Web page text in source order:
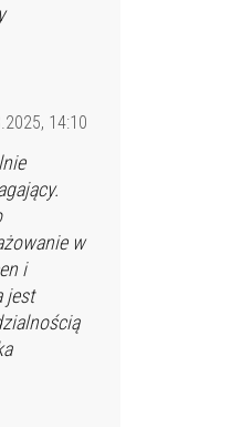
14:10
w
i
jest